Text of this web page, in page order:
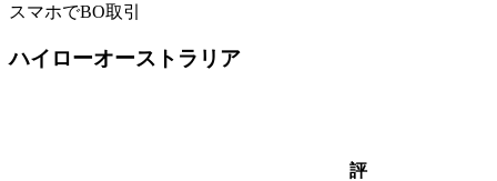
スマホでBO取引
ハイローオーストラリア
評